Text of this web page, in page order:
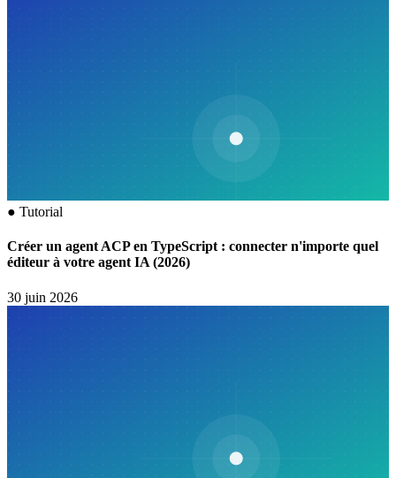
● Tutorial
Créer un agent ACP en TypeScript : connecter n'importe quel
éditeur à votre agent IA (2026)
30 juin 2026